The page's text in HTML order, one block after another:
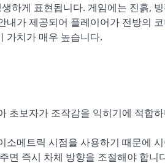
하게 표현됩니다. 게임에는 진흙,
가 제공되어 플레이어가 전방의
가치가 매우 높습니다.
보자가 조작감을 익히기에 적합
메트릭 시점을 사용하기 때문에
즉시 차체 방향을 조절해야 합